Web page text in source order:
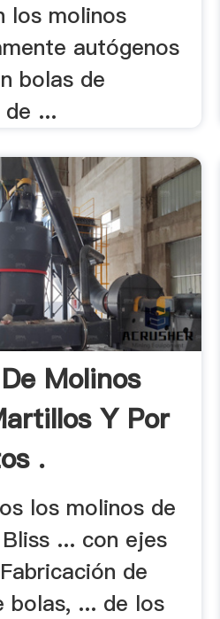
los molinos
autógenos
bolas de
...
Molinos
Y Por
.
los molinos de
... con ejes
de
bolas, ... de los